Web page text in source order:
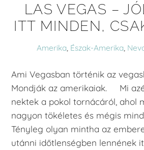
LAS VEGAS –
ITT MINDEN,
Amerika, Észak-Amerika,
Ami Vegasban történik az
Mondják az amerikaiak. Mi
nektek a pokol tornácáról, ahol
nagyon tökéletes és mégis
Tényleg olyan mintha az
utánni időtlenségben lennének